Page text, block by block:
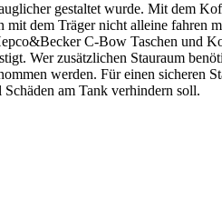
gestaltet wurde. Mit dem
dem Träger nicht alleine
C-Bow Taschen und
Wer zusätzlichen Stauraum
werden. Für einen sicheren
am Tank verhindern soll.